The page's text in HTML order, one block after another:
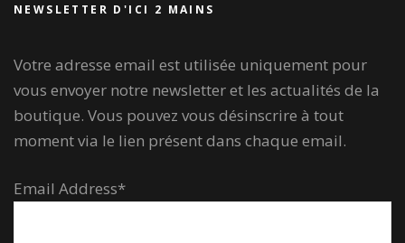
NEWSLETTER D'ICI 2 MAINS
Votre adresse email est utilisée uniquement pour
vous envoyer notre newsletter et les actualités de la
boutique. Vous pouvez vous désinscrire à tout
moment via le lien présent dans chaque email.
Email Address*